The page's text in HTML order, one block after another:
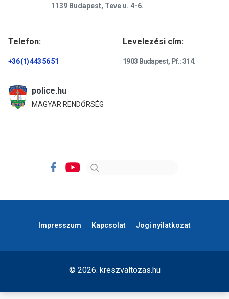
1139 Budapest, Teve u. 4-6.
Telefon:
+36 (1) 443 56 51
Levelezési cím:
1903 Budapest, Pf.: 314.
police.hu
MAGYAR RENDŐRSÉG
Impresszum Kapcsolat Jogi nyilatkozat
© 2026. kreszvaltozas.hu